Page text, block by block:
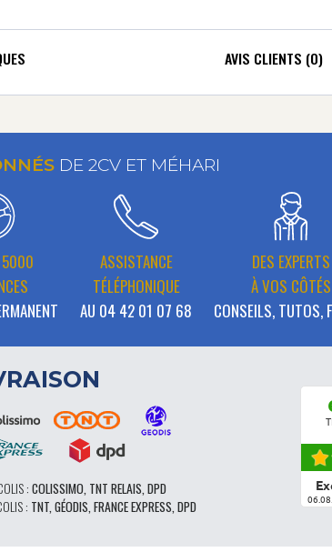
AVIS CLIENTS (0)
DE 2CV ET MÉHARI
5000
ASSISTANCE
TÉLÉPHONIQUE
AU 04 42 01 07 68
DES EXPERTS
À VOS CÔTÉS
CONSEILS, TUTOS,
: COLISSIMO, TNT RELAIS, DPD
: TNT, GÉODIS, FRANCE EXPRESS, DPD